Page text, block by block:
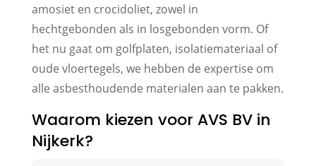
amosiet en crocidoliet, zowel in
hechtgebonden als in losgebonden vorm. Of
het nu gaat om golfplaten, isolatiemateriaal of
oude vloertegels, we hebben de expertise om
alle asbesthoudende materialen aan te pakken.
Waarom kiezen voor AVS BV in
Nijkerk?